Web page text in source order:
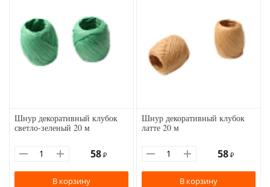
Шнур декоративный клубок
светло-зеленый 20 м
58 ₽
В корзину
Шнур декоративный клубок
латте 20 м
58 ₽
В корзину